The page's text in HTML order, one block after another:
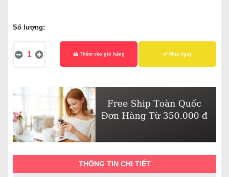
Số lượng:
Thêm vào giỏ hàng Mua ngay
THÔNG TIN CHI TIẾT